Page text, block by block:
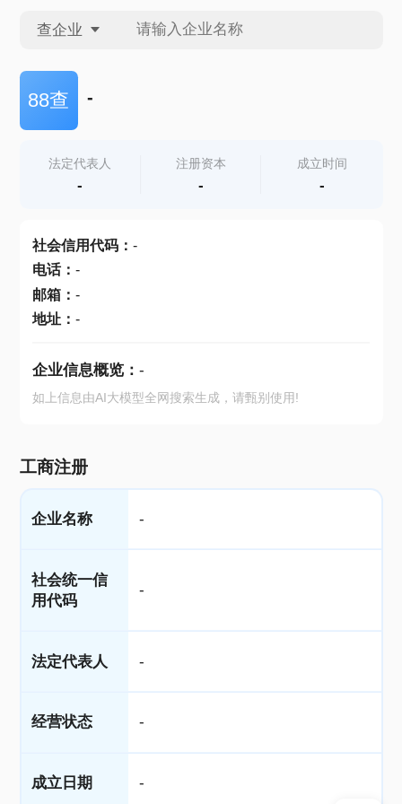
查企业
查企业
查产地
88查 -
法定代表人
-
注册资本
-
成立时间
-
社会信用代码： -
电话： -
邮箱： -
地址： -
企业信息概览： -
如上信息由AI大模型全网搜索生成，请甄别使用!
工商注册
企业名称 -
社会统一信
用代码
-
法定代表人 -
经营状态 -
成立日期 -